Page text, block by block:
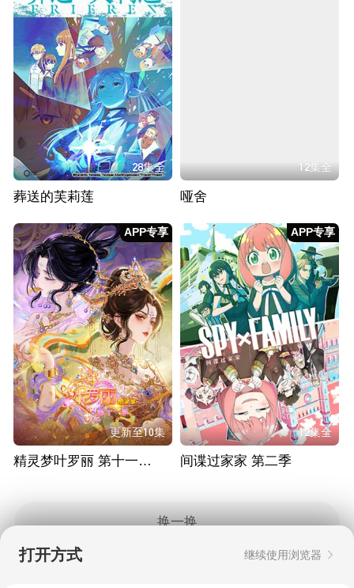
28集全
葬送的芙莉莲
12集全
哑舍
APP专享
更新至10集
精灵梦叶罗丽 第十一季（下）
APP专享
12集全
间谍过家家 第二季
换一换
打开方式 继续使用浏览器